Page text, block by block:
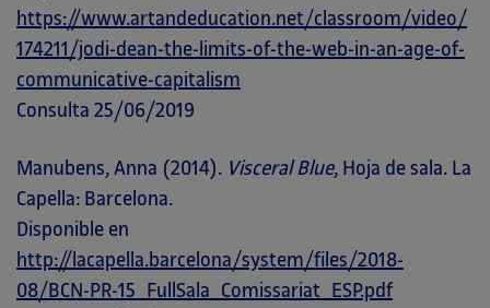
https://www.artandeducation.net/classroom/video/
174211/jodi-dean-the-limits-of-the-web-in-an-age-of-
communicative-capitalism
Consulta 25/06/2019
Manubens, Anna (2014). Visceral Blue, Hoja de sala. La
Capella: Barcelona.
Disponible en
http://lacapella.barcelona/system/files/2018-
08/BCN-PR-15_FullSala_Comissariat_ESP.pdf